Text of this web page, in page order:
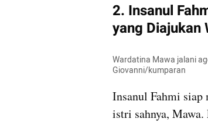
2. Insanul
yang Diajukan
Wardatina Mawa jalani
Giovanni/kumparan
Insanul Fahmi siap
istri sahnya,